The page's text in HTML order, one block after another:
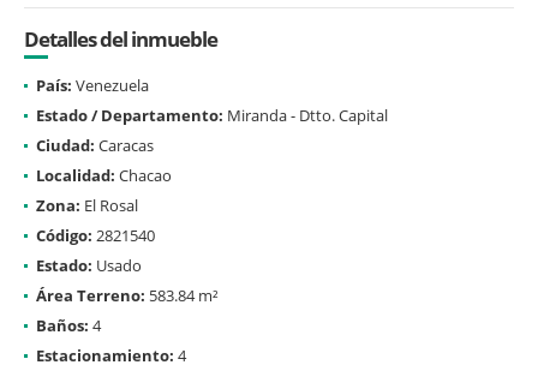
Detalles del inmueble
País: Venezuela
Estado / Departamento: Miranda - Dtto. Capital
Ciudad: Caracas
Localidad: Chacao
Zona: El Rosal
Código: 2821540
Estado: Usado
Área Terreno: 583.84 m²
Baños: 4
Estacionamiento: 4